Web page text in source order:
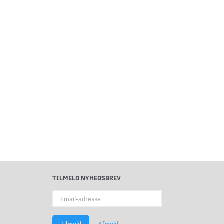
TILMELD NYHEDSBREV
adresse